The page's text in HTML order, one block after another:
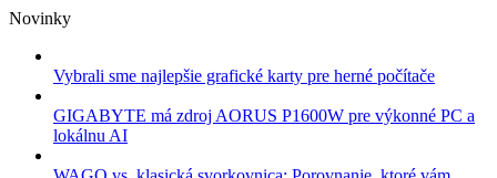
Skip
content
Novinky
Vybrali sme najlepšie grafické karty pre herné počítače
GIGABYTE má zdroj AORUS P1600W pre výkonné PC a
lokálnu AI